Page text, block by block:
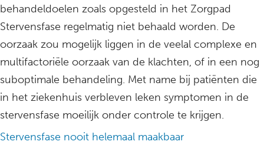
behandeldoelen zoals opgesteld in het Zorgpad
Stervensfase regelmatig niet behaald worden. De
oorzaak zou mogelijk liggen in de veelal complexe en
multifactoriële oorzaak van de klachten, of in een nog
suboptimale behandeling. Met name bij patiënten die
in het ziekenhuis verbleven leken symptomen in de
stervensfase moeilijk onder controle te krijgen.
Stervensfase nooit helemaal maakbaar